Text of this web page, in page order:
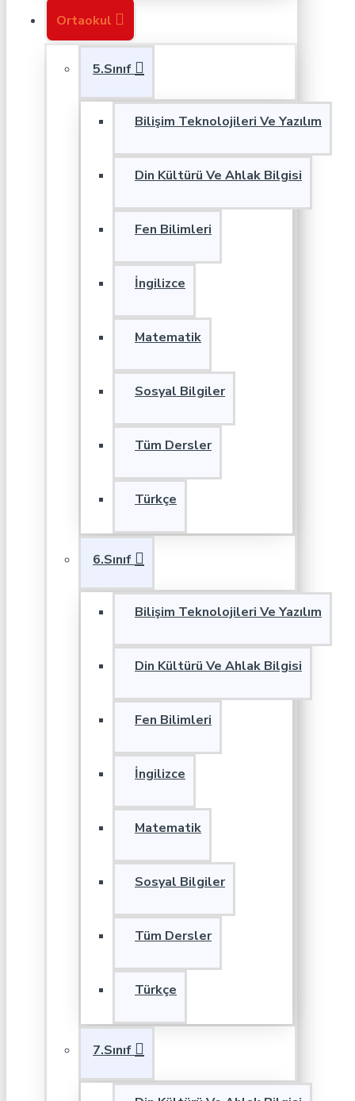
Ortaokul
5.Sınıf
Bilişim Teknolojileri Ve Yazılım
Din Kültürü Ve Ahlak Bilgisi
Fen Bilimleri
İngilizce
Matematik
Sosyal Bilgiler
Tüm Dersler
Türkçe
6.Sınıf
Bilişim Teknolojileri Ve Yazılım
Din Kültürü Ve Ahlak Bilgisi
Fen Bilimleri
İngilizce
Matematik
Sosyal Bilgiler
Tüm Dersler
Türkçe
7.Sınıf